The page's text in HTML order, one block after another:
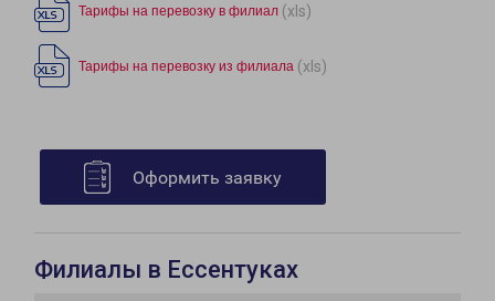
Тарифы на перевозку в филиал (xls)
Тарифы на перевозку из филиала (xls)
Оформить заявку
Филиалы в Ессентуках